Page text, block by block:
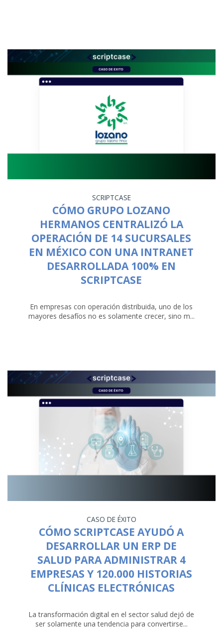
SCRIPTCASE
CÓMO GRUPO LOZANO
HERMANOS CENTRALIZÓ LA
OPERACIÓN DE 14 SUCURSALES
EN MÉXICO CON UNA INTRANET
DESARROLLADA 100% EN
SCRIPTCASE
En empresas con operación distribuida, uno de los
mayores desafíos no es solamente crecer, sino m...
CASO DE ÉXITO
CÓMO SCRIPTCASE AYUDÓ A
DESARROLLAR UN ERP DE
SALUD PARA ADMINISTRAR 4
EMPRESAS Y 120.000 HISTORIAS
CLÍNICAS ELECTRÓNICAS
La transformación digital en el sector salud dejó de
ser solamente una tendencia para convertirse...